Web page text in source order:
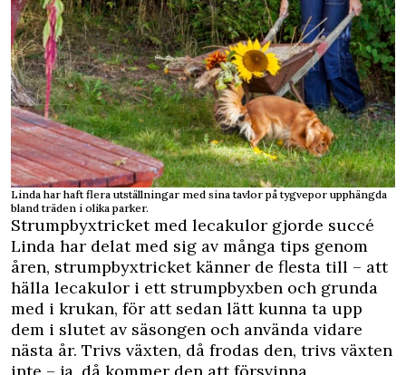
Linda har haft flera utställningar med sina tavlor på tygvepor upphängda
bland träden i olika parker.
Strumpbyxtricket med lecakulor gjorde succé
Linda har delat med sig av många tips genom
åren, strumpbyxtricket känner de flesta till – att
hälla lecakulor i ett strumpbyxben och grunda
med i krukan, för att sedan lätt kunna ta upp
dem i slutet av säsongen och använda vidare
nästa år. Trivs växten, då frodas den, trivs växten